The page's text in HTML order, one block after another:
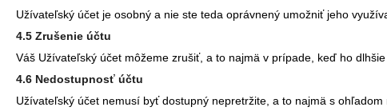
Užívateľský účet je osobný a nie ste teda oprávnený umožniť jeho
4.5 Zrušenie účtu
Váš Užívateľský účet môžeme zrušiť, a to najmä v prípade, keď ho
4.6 Nedostupnosť účtu
Užívateľský účet nemusí byť dostupný nepretržite, a to najmä s